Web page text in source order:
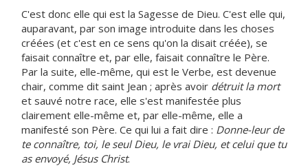
C'est donc elle qui est la Sagesse de Dieu. C'est elle qui,
auparavant, par son image introduite dans les choses
créées (et c'est en ce sens qu'on la disait créée), se
faisait connaître et, par elle, faisait connaître le Père.
Par la suite, elle-même, qui est le Verbe, est devenue
chair, comme dit saint Jean ; après avoir détruit la mort
et sauvé notre race, elle s'est manifestée plus
clairement elle-même et, par elle-même, elle a
manifesté son Père. Ce qui lui a fait dire : Donne-leur de
te connaître, toi, le seul Dieu, le vrai Dieu, et celui que tu
as envoyé, Jésus Christ.